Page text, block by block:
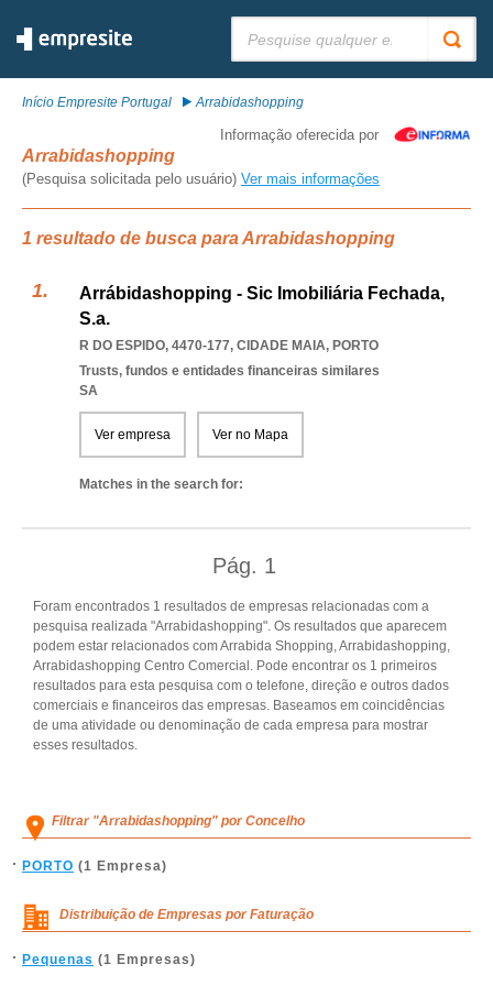
Início Empresite Portugal Arrabidashopping
Informação oferecida por
Arrabidashopping
(Pesquisa solicitada pelo usuário) Ver mais informações
1 resultado de busca para Arrabidashopping
Arrábidashopping - Sic Imobiliária Fechada,
S.a.
R DO ESPIDO, 4470-177, CIDADE MAIA, PORTO
Trusts, fundos e entidades financeiras similares
SA
Ver empresa Ver no Mapa
Matches in the search for:
Pág. 1
Foram encontrados 1 resultados de empresas relacionadas com a
pesquisa realizada "Arrabidashopping". Os resultados que aparecem
podem estar relacionados com Arrabida Shopping, Arrabidashopping,
Arrabidashopping Centro Comercial. Pode encontrar os 1 primeiros
resultados para esta pesquisa com o telefone, direção e outros dados
comerciais e financeiros das empresas. Baseamos em coincidências
de uma atividade ou denominação de cada empresa para mostrar
esses resultados.
Filtrar "Arrabidashopping" por Concelho
PORTO (1 Empresa)
Distribuição de Empresas por Faturação
Pequenas (1 Empresas)